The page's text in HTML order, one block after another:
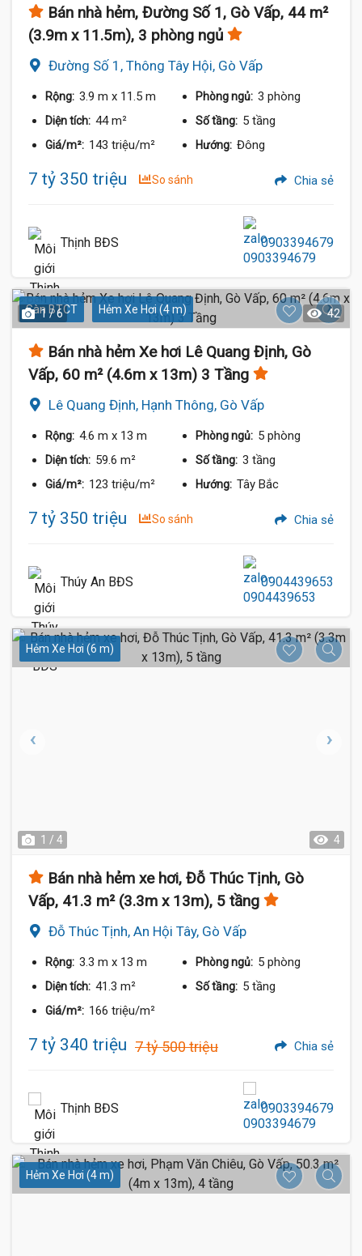
Bán nhà hẻm, Đường Số 1, Gò Vấp, 44 m²
(3.9m x 11.5m), 3 phòng ngủ
Đường Số 1, Thông Tây Hội, Gò Vấp
Rộng: 3.9 m x 11.5 m Phòng ngủ: 3 phòng
Diện tích: 44 m² Số tầng: 5 tầng
Giá/m²: 143 triệu/m² Hướng: Đông
7 tỷ 350 triệu So sánh Chia sẻ
Thịnh BĐS 0903394679
Sàn BTCT Hẻm Xe Hơi (4 m)
1 / 6 42
Bán nhà hẻm Xe hơi Lê Quang Định, Gò
Vấp, 60 m² (4.6m x 13m) 3 Tầng
Lê Quang Định, Hạnh Thông, Gò Vấp
Rộng: 4.6 m x 13 m Phòng ngủ: 5 phòng
Diện tích: 59.6 m² Số tầng: 3 tầng
Giá/m²: 123 triệu/m² Hướng: Tây Bắc
7 tỷ 350 triệu So sánh Chia sẻ
Thúy An BĐS 0904439653
Hẻm Xe Hơi (6 m)
1 / 4 4
Bán nhà hẻm xe hơi, Đỗ Thúc Tịnh, Gò
Vấp, 41.3 m² (3.3m x 13m), 5 tầng
Đỗ Thúc Tịnh, An Hội Tây, Gò Vấp
Rộng: 3.3 m x 13 m Phòng ngủ: 5 phòng
Diện tích: 41.3 m² Số tầng: 5 tầng
Giá/m²: 166 triệu/m²
7 tỷ 340 triệu 7 tỷ 500 triệu Chia sẻ
Thịnh BĐS 0903394679
Hẻm Xe Hơi (4 m)